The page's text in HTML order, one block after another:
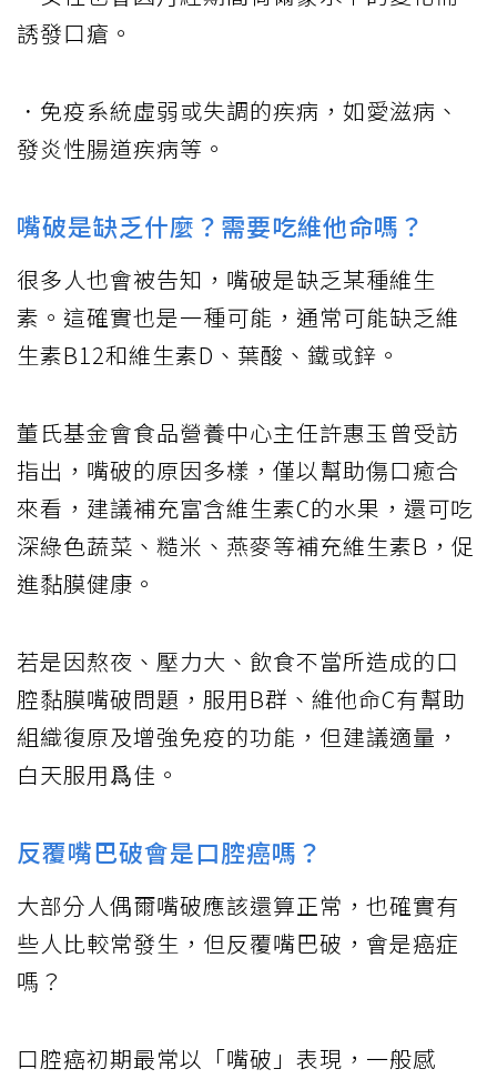
誘發口瘡。
．免疫系統虛弱或失調的疾病，如愛滋病、
發炎性腸道疾病等。
嘴破是缺乏什麼？需要吃維他命嗎？
很多人也會被告知，嘴破是缺乏某種維生
素。這確實也是一種可能，通常可能缺乏維
生素B12和維生素D、葉酸、鐵或鋅。
董氏基金會食品營養中心主任許惠玉曾受訪
指出，嘴破的原因多樣，僅以幫助傷口癒合
來看，建議補充富含維生素C的水果，還可吃
深綠色蔬菜、糙米、燕麥等補充維生素B，促
進黏膜健康。
若是因熬夜、壓力大、飲食不當所造成的口
腔黏膜嘴破問題，服用B群、維他命C有幫助
組織復原及增強免疫的功能，但建議適量，
白天服用爲佳。
反覆嘴巴破會是口腔癌嗎？
大部分人偶爾嘴破應該還算正常，也確實有
些人比較常發生，但反覆嘴巴破，會是癌症
嗎？
口腔癌初期最常以「嘴破」表現，一般感